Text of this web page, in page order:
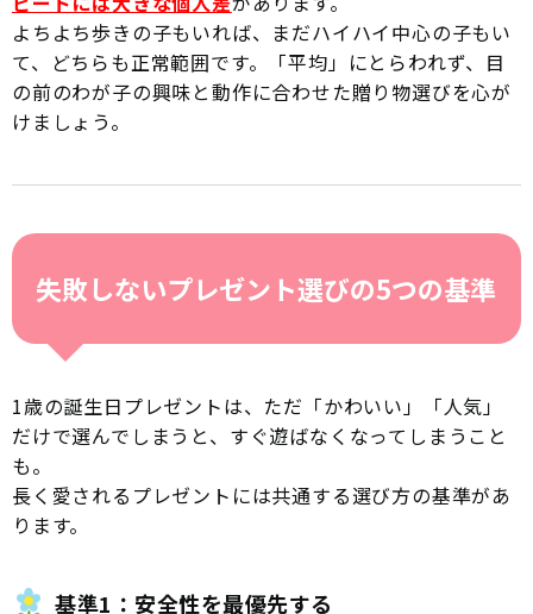
よちよち歩きの子もいれば、まだハイハイ中心の子もい
て、どちらも正常範囲です。「平均」にとらわれず、目
の前のわが子の興味と動作に合わせた贈り物選びを心が
けましょう。
失敗しないプレゼント選びの5つの基準
1歳の誕生日プレゼントは、ただ「かわいい」「人気」
だけで選んでしまうと、すぐ遊ばなくなってしまうこと
も。
長く愛されるプレゼントには共通する選び方の基準があ
ります。
基準1：安全性を最優先する